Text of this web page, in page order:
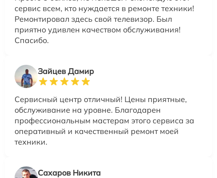
сервис всем, кто нуждается в ремонте техники!
Ремонтировал здесь свой телевизор. Был
приятно удивлен качеством обслуживания!
Спасибо.
Зайцев Дамир
Сервисный центр отличный! Цены приятные,
обслуживание на уровне. Благодарен
профессиональным мастерам этого сервиса за
оперативный и качественный ремонт моей
техники.
Сахаров Никита